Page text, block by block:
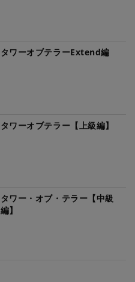
タワーオブテラーExtend編
タワーオブテラー【上級編】
タワー・オブ・テラー【中級
編】